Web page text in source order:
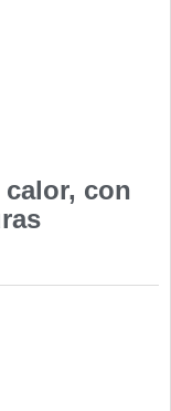
con